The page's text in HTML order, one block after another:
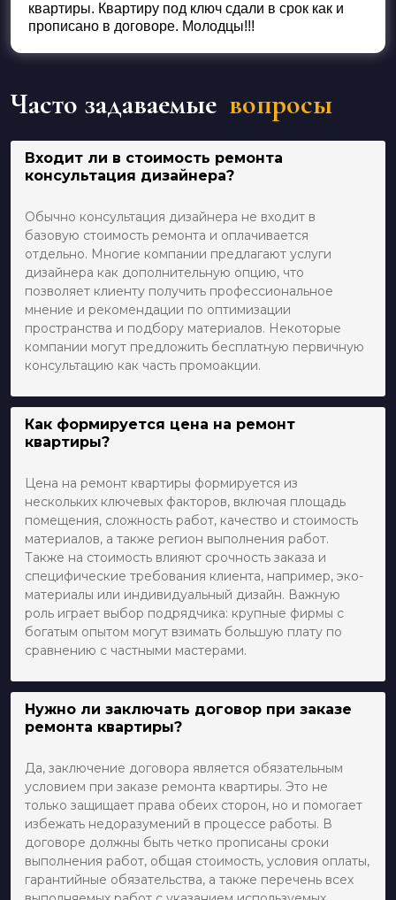
квартиры. Квартиру под ключ сдали в срок как и
прописано в договоре. Молодцы!!!
Часто задаваемые вопросы
Входит ли в стоимость ремонта
консультация дизайнера?
Обычно консультация дизайнера не входит в
базовую стоимость ремонта и оплачивается
отдельно. Многие компании предлагают услуги
дизайнера как дополнительную опцию, что
позволяет клиенту получить профессиональное
мнение и рекомендации по оптимизации
пространства и подбору материалов. Некоторые
компании могут предложить бесплатную первичную
консультацию как часть промоакции.
Как формируется цена на ремонт
квартиры?
Цена на ремонт квартиры формируется из
нескольких ключевых факторов, включая площадь
помещения, сложность работ, качество и стоимость
материалов, а также регион выполнения работ.
Также на стоимость влияют срочность заказа и
специфические требования клиента, например, эко-
материалы или индивидуальный дизайн. Важную
роль играет выбор подрядчика: крупные фирмы с
богатым опытом могут взимать большую плату по
сравнению с частными мастерами.
Нужно ли заключать договор при заказе
ремонта квартиры?
Да, заключение договора является обязательным
условием при заказе ремонта квартиры. Это не
только защищает права обеих сторон, но и помогает
избежать недоразумений в процессе работы. В
договоре должны быть четко прописаны сроки
выполнения работ, общая стоимость, условия оплаты,
гарантийные обязательства, а также перечень всех